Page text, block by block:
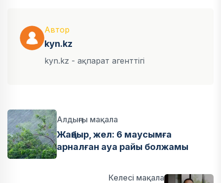
Автор
kyn.kz
kyn.kz - ақпарат агенттігі
Алдыңғы мақала
Жаңбыр, жел: 6 маусымға
арналған ауа райы болжамы
Келесі мақала